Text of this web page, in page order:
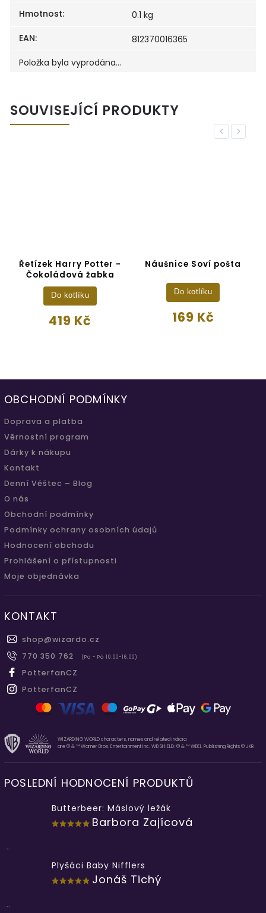
Hmotnost:
0.1 kg
EAN:
812370016365
Položka byla vyprodána…
SOUVISEJÍCÍ PRODUKTY
Previous
Řetízek Harry Potter -
Čokoládová žabka
419 Kč
Do kotlíku
Náušnice Soví pošta
169 Kč
Do kotlíku
Next
OBCHODNÍ PODMÍNKY
Doprava a platba
Věrnostní program
Dárky k nákupu
Kontakt
Denní Věštec – Blog
O nás
Obchodní podmínky
Podmínky ochrany osobních údajů
Hodnocení obchodu
Prohlášení o přístupnosti
Moje objednávka
KONTAKT
shop@wizardo.cz
770 350 762
(Po - Pá 10.00-16.00)
PotterfanCZ
PotterfanCZ
WIZARDING WORLD characters, names and related indicia
are © & ™ Warner Bros. Entertainment Inc. WB SHIELD: © & ™ WBEI. Publishing Rights © JKR.
POSLEDNÍ HODNOCENÍ PRODUKTŮ
Butterbeer: Máslový ležák
Barbora Zajícová
...
Plyšáci Baby Nifflers
Jonáš Tichý
...